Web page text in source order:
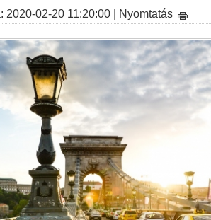
2020-02-20 11:20:00 | Nyomtatás